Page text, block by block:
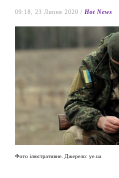
09:18, 23 Липня 2020 / Hot News
Фото ілюстративне. Джерело: ye.ua